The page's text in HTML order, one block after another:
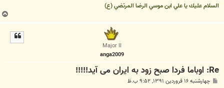
السلام عليك يا علي ابن موسي الرضا المرتضي (ع)
ب
ا
Major II
anga2009
Re: اوباما فردا صبح زود به ایران می آید!!!!!
پ چهارشنبه ۱۶ فروردین ۱۳۹۱, ۹:۵۲ ب.ظ